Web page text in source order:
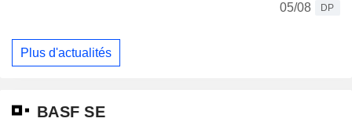
05/08
DP
Plus d'actualités
BASF SE